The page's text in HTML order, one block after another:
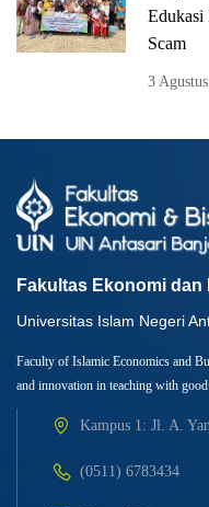
Edukasi
Scam
3
Fakultas Ekonomi dan
Universitas Islam Negeri
Faculty of Islamic Economics and
and innovation in teaching with
Kampus 1: Jl. A.
(0511) 6783434